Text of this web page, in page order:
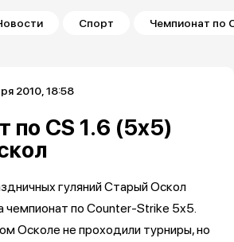
Спорт Чемпионат по
2010, 18:58
по CS 1.6 (5x5)
гуляний Старый Оскол
чемпионат по Counter-Strike 5x5.
Осколе не проходили турниры, но